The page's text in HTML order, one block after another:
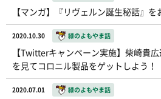
【マンガ】『リヴェルン誕生秘話』を
2020.10.30 緑のよもやま話
【Twitterキャンペーン実施】柴崎貴
を見てコロニル製品をゲットしよう！
2020.07.01 緑のよもやま話